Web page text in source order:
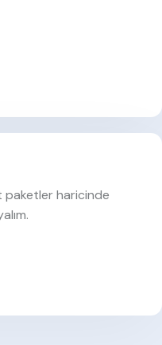
paketler haricinde